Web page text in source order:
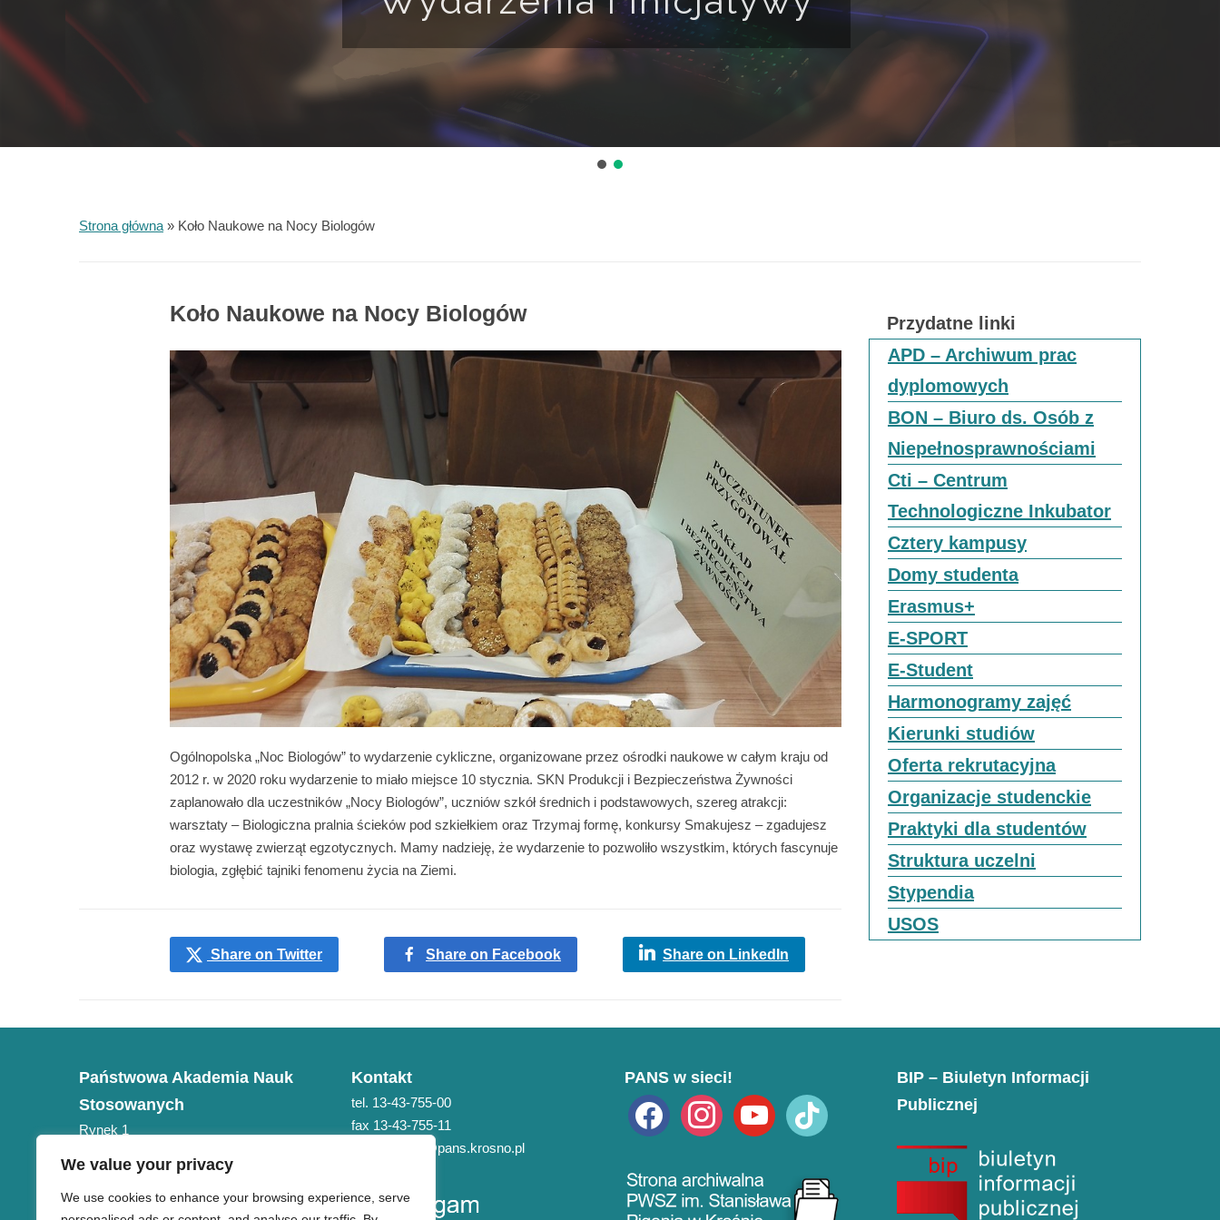
We value your privacy
We use cookies to enhance your browsing experience, serve
Strona główna » Koło Naukowe na Nocy Biologów
Koło Naukowe na Nocy Biologów
Ogólnopolska „Noc Biologów” to wydarzenie cykliczne, organizowane przez ośrodki naukowe w całym kraju od
2012 r. w 2020 roku wydarzenie to miało miejsce 10 stycznia. SKN Produkcji i Bezpieczeństwa Żywności
zaplanowało dla uczestników „Nocy Biologów”, uczniów szkół średnich i podstawowych, szereg atrakcji:
warsztaty – Biologiczna pralnia ścieków pod szkiełkiem oraz Trzymaj formę, konkursy Smakujesz – zgadujesz
oraz wystawę zwierząt egzotycznych. Mamy nadzieję, że wydarzenie to pozwoliło wszystkim, których fascynuje
biologia, zgłębić tajniki fenomenu życia na Ziemi.
Share on Twitter Share on Facebook Share on LinkedIn
Przydatne linki
APD – Archiwum prac
dyplomowych
BON – Biuro ds. Osób z
Niepełnosprawnościami
Cti – Centrum
Technologiczne Inkubator
Cztery kampusy
Domy studenta
Erasmus+
E-SPORT
E-Student
Harmonogramy zajęć
Kierunki studiów
Oferta rekrutacyjna
Organizacje studenckie
Praktyki dla studentów
Struktura uczelni
Stypendia
USOS
Państwowa Akademia Nauk
Stosowanych
Rynek 1
NIP 684-21-75-051
Kontakt
tel. 13-43-755-00
fax 13-43-755-11
e-mail: pans@pans.krosno.pl
PANS w sieci!
facebook instagramyoutube tiktok
BIP – Biuletyn Informacji
Publicznej